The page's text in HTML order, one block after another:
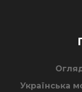
Українська